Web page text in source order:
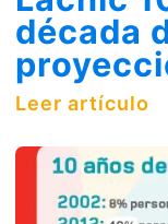
década
Leer artículo